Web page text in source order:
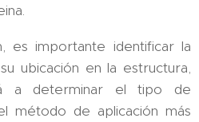
es importante identificar la
ubicación en la estructura,
a determinar el tipo de
método de aplicación más